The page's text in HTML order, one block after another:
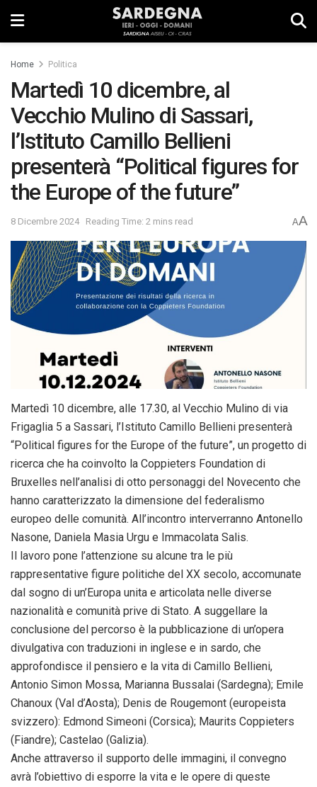
Home Politica
Martedì 10 dicembre, al
Vecchio Mulino di Sassari,
l’Istituto Camillo Bellieni
presenterà “Political figures for
the Europe of the future”
8 Dicembre 2024 Reading Time: 2 mins read AA
Martedì 10 dicembre, alle 17.30, al Vecchio Mulino di via
Frigaglia 5 a Sassari, l’Istituto Camillo Bellieni presenterà
“Political figures for the Europe of the future”, un progetto di
ricerca che ha coinvolto la Coppieters Foundation di
Bruxelles nell’analisi di otto personaggi del Novecento che
hanno caratterizzato la dimensione del federalismo
europeo delle comunità. All’incontro interverranno Antonello
Nasone, Daniela Masia Urgu e Immacolata Salis.
Il lavoro pone l’attenzione su alcune tra le più
rappresentative figure politiche del XX secolo, accomunate
dal sogno di un’Europa unita e articolata nelle diverse
nazionalità e comunità prive di Stato. A suggellare la
conclusione del percorso è la pubblicazione di un’opera
divulgativa con traduzioni in inglese e in sardo, che
approfondisce il pensiero e la vita di Camillo Bellieni,
Antonio Simon Mossa, Marianna Bussalai (Sardegna); Emile
Chanoux (Val d’Aosta); Denis de Rougemont (europeista
svizzero): Edmond Simeoni (Corsica); Maurits Coppieters
(Fiandre); Castelao (Galizia).
Anche attraverso il supporto delle immagini, il convegno
avrà l’obiettivo di esporre la vita e le opere di queste